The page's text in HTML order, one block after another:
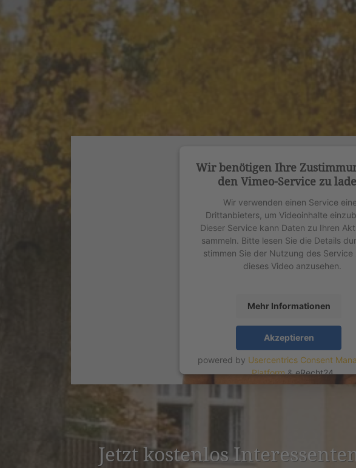
Wir benötigen Ihre
den Vimeo-Service zu
Wir verwenden einen Service
Drittanbieters, um Videoinhalte
Dieser Service kann Daten zu Ihren
sammeln. Bitte lesen Sie die Details
stimmen Sie der Nutzung des Service
dieses Video anzusehen.
Mehr Informationen
Akzeptieren
powered by Usercentrics Consent
Platform&eRecht24
Jetzt kostenlos